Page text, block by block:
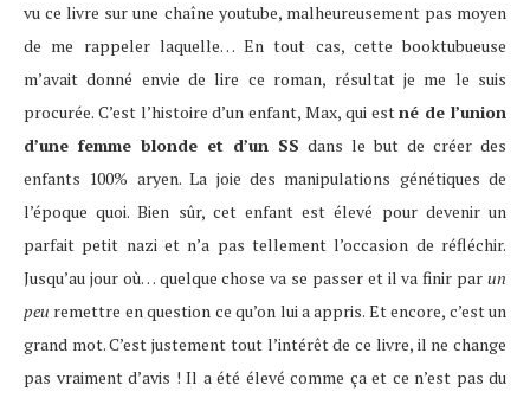
vu ce livre sur une chaîne youtube, malheureusement pas moyen
de me rappeler laquelle… En tout cas, cette booktubueuse
m’avait donné envie de lire ce roman, résultat je me le suis
procurée. C’est l’histoire d’un enfant, Max, qui estné de l’union
d’une femme blonde et d’un SS dans le but de créer des
enfants 100% aryen. La joie des manipulations génétiques de
l’époque quoi. Bien sûr, cet enfant est élevé pour devenir un
parfait petit nazi et n’a pas tellement l’occasion de réfléchir.
Jusqu’au jour où… quelque chose va se passer et il va finir par un
peu remettre en question ce qu’on lui a appris. Et encore, c’est un
grand mot. C’est justement tout l’intérêt de ce livre, il ne change
pas vraiment d’avis ! Il a été élevé comme ça et ce n’est pas du